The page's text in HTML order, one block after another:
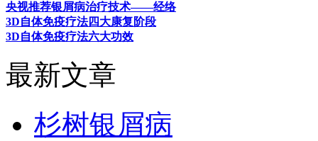
央视推荐银屑病治疗技术——经络
3D自体免疫疗法四大康复阶段
3D自体免疫疗法六大功效
最新文章
杉树银屑病